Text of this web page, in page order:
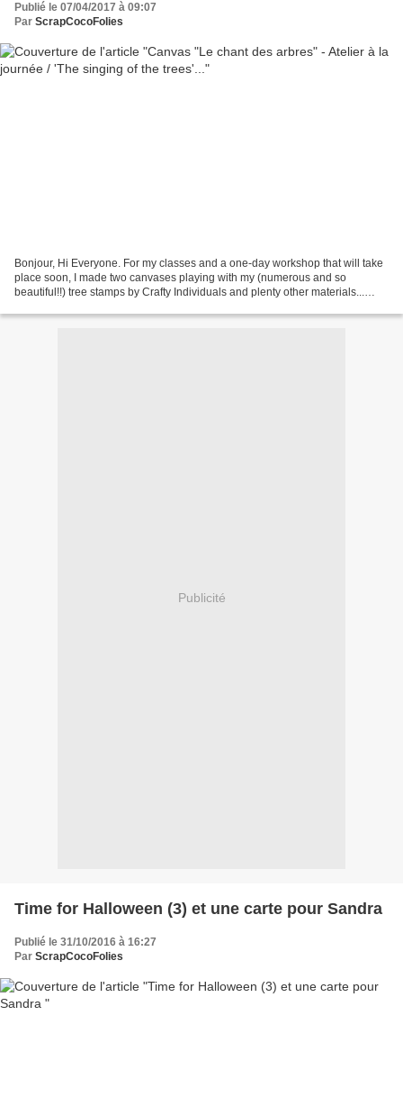
Publié le 07/04/2017 à 09:07
Par ScrapCocoFolies
Bonjour, Hi Everyone. For my classes and a one-day workshop that will take
place soon, I made two canvases playing with my (numerous and so
beautiful!!) tree stamps by Crafty Individuals and plenty other materials...
Publicité
Time for Halloween (3) et une carte pour Sandra
Publié le 31/10/2016 à 16:27
Par ScrapCocoFolies